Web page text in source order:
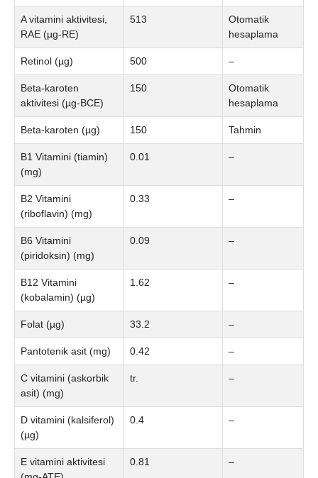
A vitamini aktivitesi,
RAE (µg-RE)
513
Otomatik
hesaplama
Retinol (µg) 500 –
Beta-karoten
aktivitesi (µg-BCE)
150
Otomatik
hesaplama
Beta-karoten (µg) 150 Tahmin
B1 Vitamini (tiamin)
(mg)
0.01 –
B2 Vitamini
(riboflavin) (mg)
0.33 –
B6 Vitamini
(piridoksin) (mg)
0.09 –
B12 Vitamini
(kobalamin) (µg)
1.62 –
Folat (µg) 33.2 –
Pantotenik asit (mg) 0.42 –
C vitamini (askorbik
asit) (mg)
tr. –
D vitamini (kalsiferol)
(µg)
0.4 –
E vitamini aktivitesi
0.81 –